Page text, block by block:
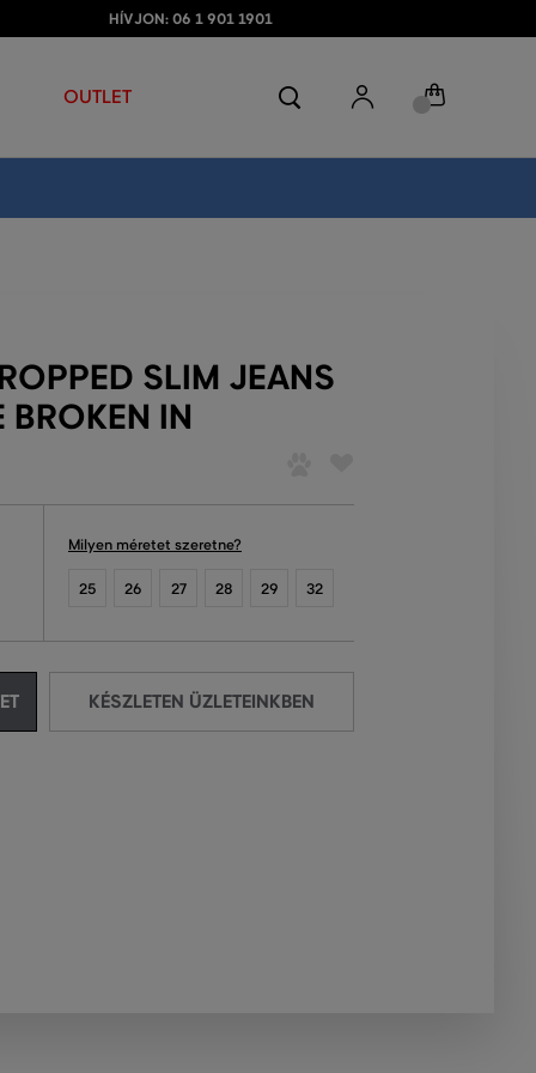
HÍVJON: 06 1 901 1901
OUTLET
SLIM JEANS
BROKEN IN
Milyen méretet szeretne?
25 26 27 28 29 32
KÉSZLETEN ÜZLETEINKBEN